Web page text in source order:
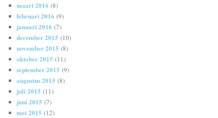
maart 2016 (8)
februari 2016 (9)
januari 2016 (7)
december 2015 (10)
november 2015 (8)
oktober 2015 (11)
september 2015 (9)
augustus 2015 (8)
juli 2015 (11)
juni 2015 (7)
mei 2015 (12)